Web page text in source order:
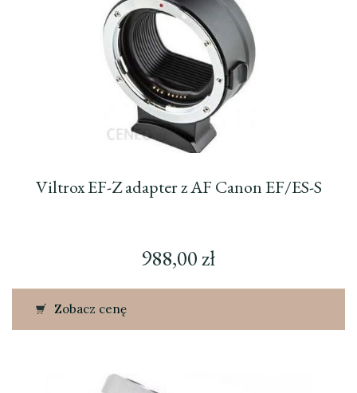
Viltrox EF-Z adapter z AF Canon EF/ES-S
988,00zł
Zobacz cenę